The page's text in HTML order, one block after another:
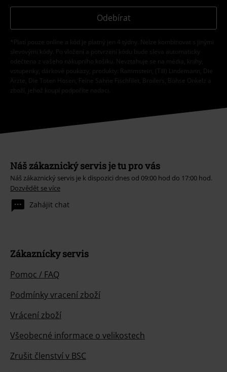
Odebírat
*Platí pouze online a kód je platný jen 4 týdny. Nelze kombinovat s jinými
slevovými kódy. Po vložení a potvrzení kódu bude sleva automaticky
odečtena z vašeho nákupního košíku. Nevztahuje se na média, knihy,
vstupenky, dárkové poukazy, produkty: Rammstein, (Till) Lindemann, Die
Ärzte, Die Toten Hosen, Feine Sahne Fischfilet, Broilers, Böhse Onkelz a
zboží, jehož koupí podpoříte nadaci.
Náš zákaznický servis je tu pro vás
Náš zákaznický servis je k dispozici dnes od 09:00 hod do 17:00 hod.
Dozvědět se více
Zahájit chat
Zákaznícky servis
Pomoc / FAQ
Podmínky vracení zboží
Vrácení zboží
Všeobecné informace o velikostech
Zrušit členství v BSC